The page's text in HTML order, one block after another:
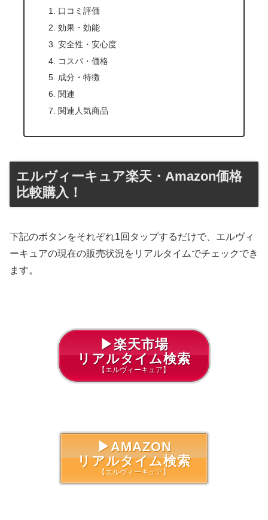
口コミ評価
効果・効能
安全性・安心度
コスパ・価格
成分・特徴
関連
関連人気商品
エルヴィーキュア楽天・Amazon価格
比較購入！
下記のボタンをそれぞれ1回タップするだけで、エルヴィ
ーキュアの現在の販売状況をリアルタイムでチェックでき
ます。
▶楽天市場
リアルタイム検索
【エルヴィーキュア】
▶AMAZON
リアルタイム検索
【エルヴィーキュア】